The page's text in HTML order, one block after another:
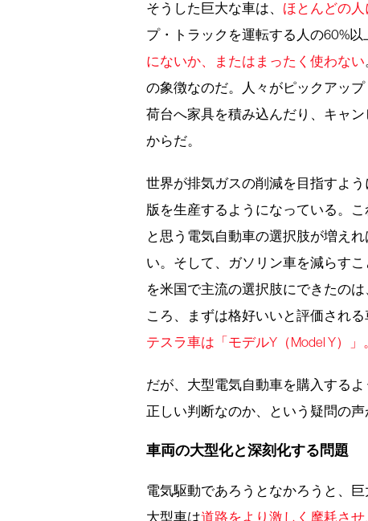
そうした巨大な車は、 ほとんどの
プ・トラックを運転する人の60%
にないか、またはまったく使わない
の象徴なのだ。人々がピックアッ
荷台へ家具を積み込んだり、キャ
からだ。
世界が排気ガスの削減を目指すよ
版を生産するようになっている。
と思う電気自動車の選択肢が増え
い。そして、ガソリン車を減らす
を米国で主流の選択肢にできたの
ころ、まずは格好いいと評価され
テスラ車は「モデルY（Model Y）」
だが、大型電気自動車を購入する
正しい判断なのか、という疑問の
車両の大型化と深刻化する問題
電気駆動であろうとなかろうと、
大型車は道路をより激しく摩耗させ